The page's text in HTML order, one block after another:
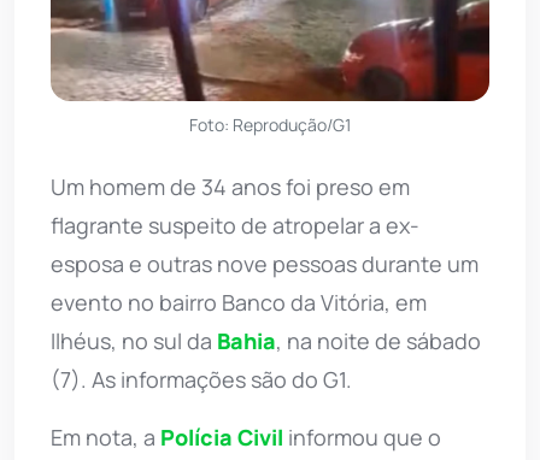
Foto: Reprodução/G1
Um homem de 34 anos foi preso em
flagrante suspeito de atropelar a ex-
esposa e outras nove pessoas durante um
evento no bairro Banco da Vitória, em
Ilhéus, no sul da Bahia, na noite de sábado
(7). As informações são do G1.
Em nota, a Polícia Civil informou que o